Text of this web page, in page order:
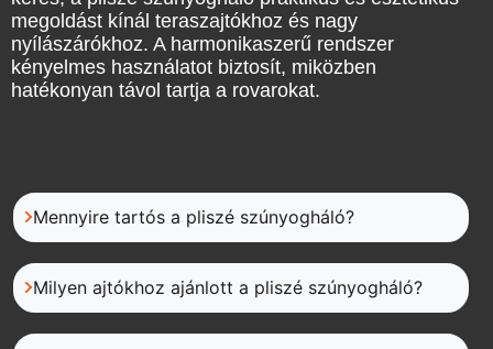
megoldást kínál teraszajtókhoz és nagy
nyílászárókhoz. A harmonikaszerű rendszer
kényelmes használatot biztosít, miközben
hatékonyan távol tartja a rovarokat.
Mennyire tartós a pliszé szúnyogháló?
Milyen ajtókhoz ajánlott a pliszé szúnyogháló?